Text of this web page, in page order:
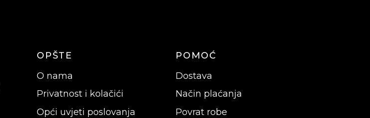
OPŠTE
O nama
Privatnost i kolačići
Opći uvjeti poslovanja
POMOĆ
Dostava
Način plaćanja
Povrat robe